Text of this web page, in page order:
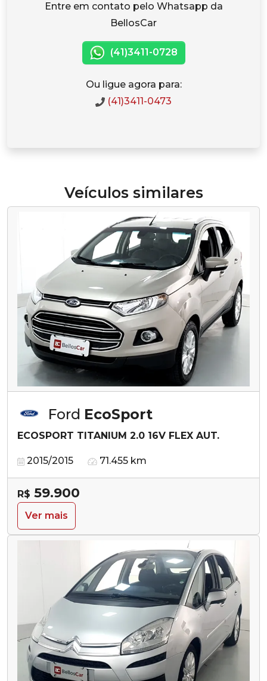
Entre em contato pelo Whatsapp da
BellosCar
(41)3411-0728
Ou ligue agora para:
(41)3411-0473
Veículos similares
Ford EcoSport
ECOSPORT TITANIUM 2.0 16V FLEX AUT.
2015/2015 71.455 km
R$ 59.900
Ver mais